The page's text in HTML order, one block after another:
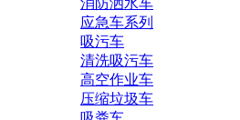
消防洒水车
应急车系列
吸污车
清洗吸污车
高空作业车
压缩垃圾车